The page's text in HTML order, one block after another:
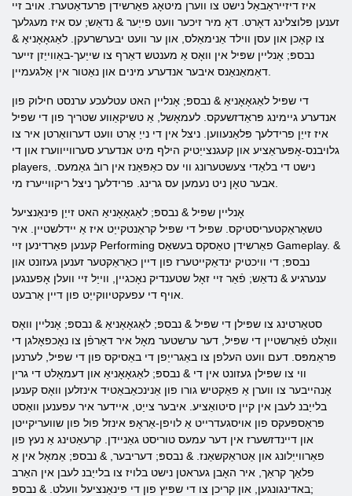
איז דיזייראַבאַל נישט צו ווערן מיטאָג פאַרשידן פּרעדאַטערז. אויב זיי
זענען פּלוצלינג דאָרט. דאָ מיר זיכער וועט פייַער & נדאַש; עס איז מעגלעך
צו קאָכן און עסן ווילד אַנימאַלס, און ער וועט יבערשרעקן. לאַגאָאָניאַ &
נבספּ; אָנליין שפּיל אין וואָס אַ מענטש דאַרף צו שייַעך-באַווייַזן זייער
די שפּיל לאַגאָאָניאַ & נבספּ; אָנליין האט עטלעכע ערנסט חילוק פון
אנדערע גיימינג פּראַדזשעקס. לעמאָשל, אַ טשיקאַווע שטריך פון די שפּיל
איז זייַן פרידלעך פּלאַנעווען. ניצל אין די נייַ אָרט וועט דערוואַרטן איר צו
גלויבנס-אָפּעראַציע און קעגנצייַטיק הילף מיט אנדערע סערווייווערז און די
players, נישט די בלאַדי צעשטערונג ווי עס כאַפּאַנז אין רובֿ גאַמעס.
אָנליין שפּיל & נבספּ; לאַגאָאָניאַ האט זייַן פינאַנציעל
טשאַראַקטעריסטיקס. שפּיל די שפּיל קראַנטקייַט איז אַ יידלשטיין. איר
קענען פאַרדינען זיי Performing פאַרשידן טאַסקס בעשאַס Gameplay. &
נבספּ; די וויכטיק ינדאַקייטערז פון דיין כאַראַקטער זענען געזונט און
ענערגיע & נדאַש; פֿאַר זיי זאָל שטענדיק נאָכגיין, ווייַל זיי וועלן אָפענגען
סטאַרטינג צו שפּילן די שפּיל & נבספּ; לאַגאָאָניאַ & נבספּ; אָנליין וואָס
וואָלט פֿאַרשטיין די שפּיל, דער ערשטער מאָל איר דאַרפֿן צו נאָכפאָלגן די
פּראַמפּס. דעם וועט העלפן צו באַגרייַפן די באַסיקס פון די שפּיל, לערנען
ווי צו שפּילן געזונט אין די & נבספּ; לאַגאָאָניאַ און דעמאָלט די גרין
אָנהייבער צו ווערן אַ פאַקטיש גורו פון אַנינכאַבאַטיד אינזלען וואָס קענען
בלייַבנ לעבן אין קיין סיטואַציע. איבער צייַט, איידער איר עפענען וואַסט
פּראַספּעקס פון אויסגעדרייט אַ לויפן-אַראָפּ אינזל פול פון שוועריקייטן
און דיינדזשערז אין דער עמעס טוריסט גאַניידן. קרעאַטינג אַ נעץ פון
פאַרווייַלונג און אַטראַקשאַנז. & נבספּ; דעריבער, & נבספּ; אַמאָל אין אַ
פלאַך קראַך, איר האָבן געראטן נישט בלויז צו בלייַבנ לעבן אין האַרב
באדינגונגען, און קריכן צו די שפּיץ פון די פינאַנציעל וועלט. & נבספּ;